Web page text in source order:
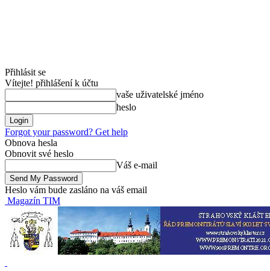
Přihlásit se
Vítejte! přihlášení k účtu
vaše uživatelské jméno
heslo
Forgot your password? Get help
Obnova hesla
Obnovit své heslo
Váš e-mail
Heslo vám bude zasláno na váš email
Magazín TIM